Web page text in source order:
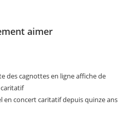
aimer
des cagnottes en ligne affiche de
en concert caritatif depuis quinze ans